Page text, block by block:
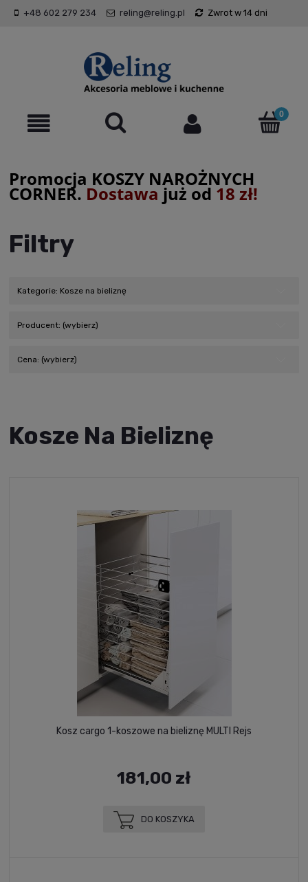
+48 602 279 234 reling@reling.pl Zwrot w 14 dni
Promocja KOSZY NAROŻNYCH
CORNER. Dostawa już od 18 zł!
Filtry
Kategorie: Kosze na bieliznę
Producent: (wybierz)
Cena: (wybierz)
Kosze Na Bieliznę
Kosz cargo 1-koszowe na bieliznę MULTI Rejs
181,00 zł
DO KOSZYKA